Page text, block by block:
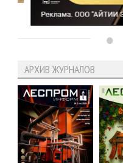
АРХИВ ЖУРНАЛОВ